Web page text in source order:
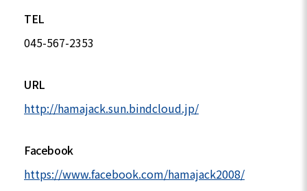
TEL
045-567-2353
URL
http://hamajack.sun.bindcloud.jp/
Facebook
https://www.facebook.com/hamajack2008/